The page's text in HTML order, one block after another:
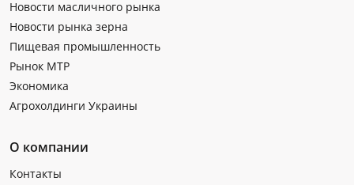
Новости масличного рынка
Новости рынка зерна
Пищевая промышленность
Рынок МТР
Экономика
Агрохолдинги Украины
О компании
Контакты